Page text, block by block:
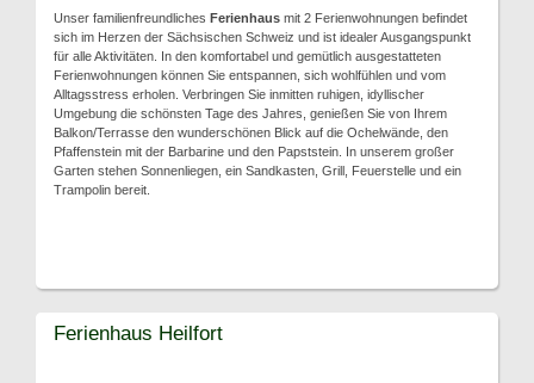
Unser familienfreundliches Ferienhaus mit 2 Ferienwohnungen befindet
sich im Herzen der Sächsischen Schweiz und ist idealer Ausgangspunkt
für alle Aktivitäten. In den komfortabel und gemütlich ausgestatteten
Ferienwohnungen können Sie entspannen, sich wohlfühlen und vom
Alltagsstress erholen. Verbringen Sie inmitten ruhigen, idyllischer
Umgebung die schönsten Tage des Jahres, genießen Sie von Ihrem
Balkon/Terrasse den wunderschönen Blick auf die Ochelwände, den
Pfaffenstein mit der Barbarine und den Papststein. In unserem großer
Garten stehen Sonnenliegen, ein Sandkasten, Grill, Feuerstelle und ein
Trampolin bereit.
Ferienhaus Heilfort